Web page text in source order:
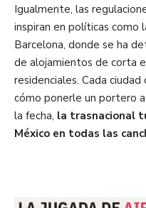
Igualmente, las
inspiran en políticas como
Barcelona, donde se ha
de alojamientos de corta
residenciales. Cada
cómo ponerle un portero a
la fecha, la trasnacional
México en todas las